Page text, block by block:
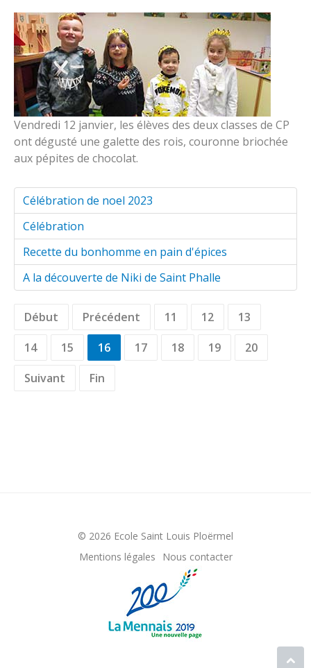
Vendredi 12 janvier, les élèves des deux classes de CP
ont dégusté une galette des rois, couronne briochée
aux pépites de chocolat.
Célébration de noel 2023
Célébration
Recette du bonhomme en pain d'épices
A la découverte de Niki de Saint Phalle
Début Précédent 11 12
13
14
15 16 17 18 19
20
Suivant
Fin
© 2026 Ecole Saint Louis Ploërmel
Mentions légales
Nous contacter